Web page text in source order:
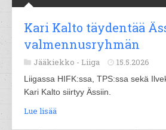
Kari Kalto täydentää
valmennusryhmän
Jääkiekko - Liiga 15.5.2026
Liigassa HIFK:ssa, TPS:ssa sekä
Kari Kalto siirtyy Ässiin.
Lue lisää